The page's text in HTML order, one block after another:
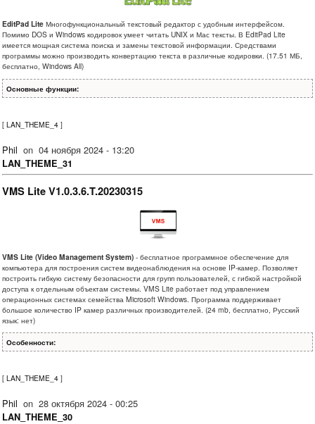
EditPad Lite Многофункциональный текстовый редактор с удобным интерфейсом.
Помимо DOS и Windows кодировок умеет читать UNIX и Мас тексты. В EditPad Lite
имеется мощная система поиска и замены текстовой информации. Средствами
программы можно производить конвертацию текста в различные кодировки. (17.51 МБ,
бесплатно, Windows All)
Основные функции:
[ LAN_THEME_4 ]
Phil on 04 ноября 2024 - 13:20
LAN_THEME_31
VMS Lite V1.0.3.6.T.20230315
VMS Lite (Video Management System) - бесплатное программное обеспечение для
компьютера для построения систем видеонаблюдения на основе IP-камер. Позволяет
построить гибкую систему безопасности для групп пользователей, с гибкой настройкой
доступа к отдельным объектам системы. VMS Lite работает под управлением
операционных системах семейства Microsoft Windows. Программа поддерживает
большое количество IP камер различных производителей. (24 mb, бесплатно, Русский
язык: нет)
Особенности:
[ LAN_THEME_4 ]
Phil on 28 октября 2024 - 00:25
LAN_THEME_30